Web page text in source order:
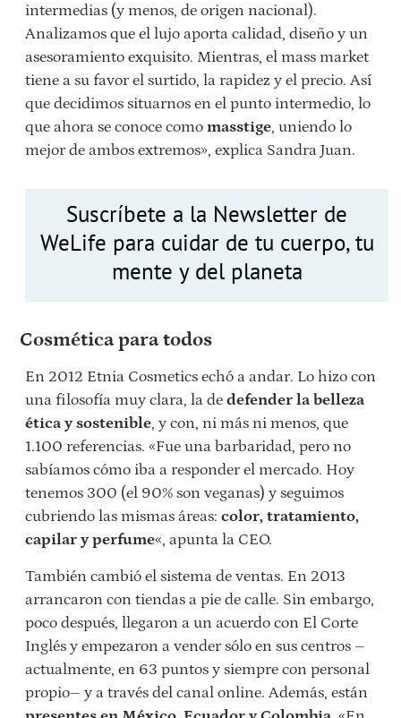
intermedias (y menos, de origen nacional).
Analizamos que el lujo aporta calidad, diseño y un
asesoramiento exquisito. Mientras, el mass market
tiene a su favor el surtido, la rapidez y el precio. Así
que decidimos situarnos en el punto intermedio, lo
que ahora se conoce como masstige, uniendo lo
mejor de ambos extremos», explica Sandra Juan.
Suscríbete a la Newsletter de
WeLife para cuidar de tu cuerpo, tu
mente y del planeta
Cosmética para todos
En 2012 Etnia Cosmetics echó a andar. Lo hizo con
una filosofía muy clara, la de defender la belleza
ética y sostenible, y con, ni más ni menos, que
1.100 referencias. «Fue una barbaridad, pero no
sabíamos cómo iba a responder el mercado. Hoy
tenemos 300 (el 90% son veganas) y seguimos
cubriendo las mismas áreas: color, tratamiento,
capilar y perfume«, apunta la CEO.
También cambió el sistema de ventas. En 2013
arrancaron con tiendas a pie de calle. Sin embargo,
poco después, llegaron a un acuerdo con El Corte
Inglés y empezaron a vender sólo en sus centros –
actualmente, en 63 puntos y siempre con personal
propio– y a través del canal online. Además, están